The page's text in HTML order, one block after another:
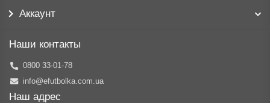
Аккаунт
Наши контакты
0800 33-01-78
info@efutbolka.com.ua
Наш адрес